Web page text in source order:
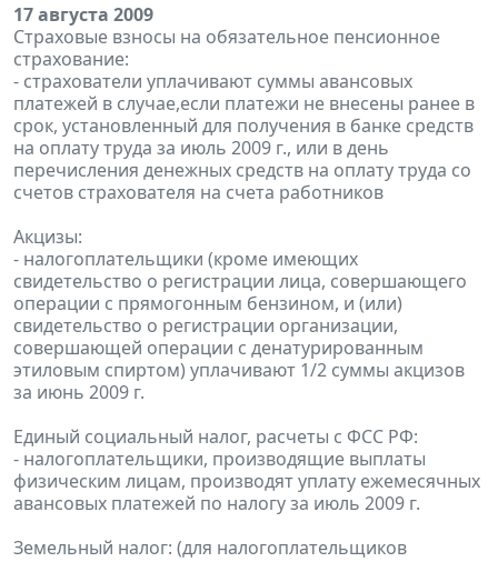
17 августа 2009
Страховые взносы на обязательное пенсионное
страхование:
- страхователи уплачивают суммы авансовых
платежей в случае,если платежи не внесены ранее в
срок, установленный для получения в банке средств
на оплату труда за июль 2009 г., или в день
перечисления денежных средств на оплату труда со
счетов страхователя на счета работников
Акцизы:
- налогоплательщики (кроме имеющих
свидетельство о регистрации лица, совершающего
операции с прямогонным бензином, и (или)
свидетельство о регистрации организации,
совершающей операции с денатурированным
этиловым спиртом) уплачивают 1/2 суммы акцизов
за июнь 2009 г.
Единый социальный налог, расчеты с ФСС РФ:
- налогоплательщики, производящие выплаты
физическим лицам, производят уплату ежемесячных
авансовых платежей по налогу за июль 2009 г.
Земельный налог: (для налогоплательщиков